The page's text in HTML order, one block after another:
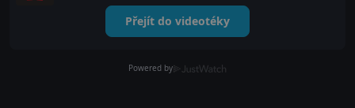
Přejít do videotéky
Powered by